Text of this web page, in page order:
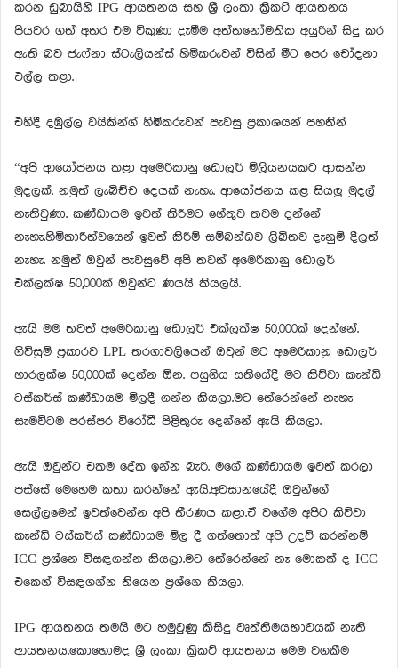
කරන ඩුබායිහි IPG ආයතනය සහ ශ්‍රී ලංකා ක්‍රිකට් ආයතනය
පියවර ගත් අතර එම විකුණා දැමීම අත්තනෝමතික අයුරින් සිදු කර
ඇති බව ජැෆ්නා ස්ටැලියන්ස් හිමිකරුවන් විසින් මීට පෙර චෝදනා
එල්ල කළා.
එහිදී දඹුල්ල වයිකින්ග් හිමිකරුවන් පැවසු ප්‍රකාශයන් පහතින්
“අපි ආයෝජනය කළා අමෙරිකානු ඩොලර් මිලියනයකට ආසන්න
මුදලක්. නමුත් ලැබිච්ච දෙයක් නැහැ. ආයෝජනය කළ සියලු මුදල්
නැතිවුණා. කණ්ඩායම ඉවත් කිරීමට හේතුව තවම දන්නේ
නැහැ.හිමිකාරීත්වයෙන් ඉවත් කිරීම් සම්බන්ධව ලිඛිතව දැනුම් දීලත්
නැහැ. නමුත් ඔවුන් පැවසුවේ අපි තවත් අමෙරිකානු ඩොලර්
එක්ලක්ෂ 50,000ක් ඔවුන්ට ණයයි කියලයි.
ඇයි මම තවත් අමෙරිකානු ඩොලර් එක්ලක්ෂ 50,000ක් දෙන්නේ.
ගිවිසුම් ප්‍රකාරව LPL තරගාවලියෙන් ඔවුන් මට අමෙරිකානු ඩොලර්
හාරලක්ෂ 50,000ක් දෙන්න ඕන. පසුගිය සතියේදී මට කිව්වා කැන්ඩි
ටස්කර්ස් කණ්ඩායම මිලදී ගන්න කියලා.මට තේරෙන්නේ නැහැ
සැමවිටම පරස්පර විරෝධී පිළිතුරු දෙන්නේ ඇයි කියලා.
ඇයි ඔවුන්ට එකම දේක ඉන්න බැරි. මගේ කණ්ඩායම ඉවත් කරලා
පස්සේ මෙහෙම කතා කරන්නේ ඇයි.අවසානයේදී ඔවුන්ගේ
සෙල්ලමෙන් ඉවත්වෙන්න අපි තීරණය කළා.ඒ වගේම අපිට කිව්වා
කැන්ඩි ටස්කර්ස් කණ්ඩායම මිල දී ගත්තොත් අපි උදව් කරන්නම්
ICC ප්‍රශ්නෙ විසඳගන්න කියලා.මට තේරෙන්නේ නෑ මොකක් ද ICC
එකෙන් විසඳගන්න තියෙන ප්‍රශ්නෙ කියලා.
IPG ආයතනය තමයි මට හමුවුණු කිසිදු වෘත්තිමයභාවයක් නැති
ආයතනය.කොහොමද ශ්‍රී ලංකා ක්‍රිකට් ආයතනය මෙම වගකීම